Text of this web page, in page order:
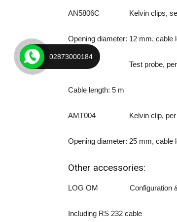
AN5806C Kelvin clips, set
Opening diameter: 12 mm, cable
AMT003 Test probe, per
Cable length: 5 m
AMT004 Kelvin clip, per
Opening diameter: 25 mm, cable
Other accessories:
LOG OM Configuration &
Including RS 232 cable
02873000184